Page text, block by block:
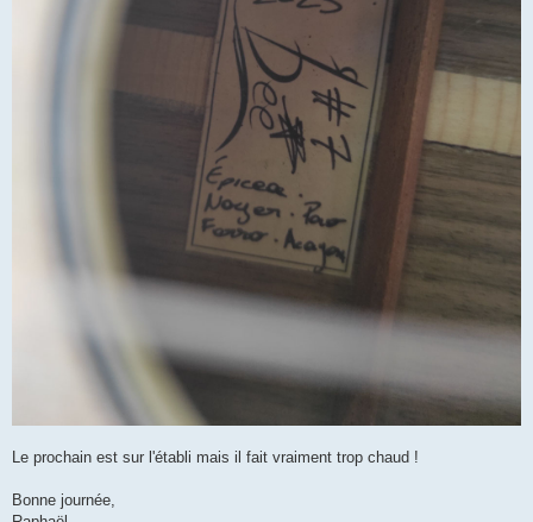
Le prochain est sur l'établi mais il fait vraiment trop chaud !
Bonne journée,